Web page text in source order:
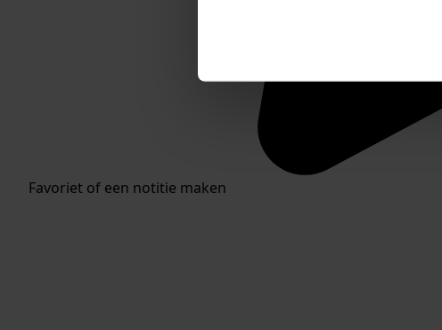
Favoriet of een notitie maken